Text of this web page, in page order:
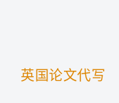
英国论文代写